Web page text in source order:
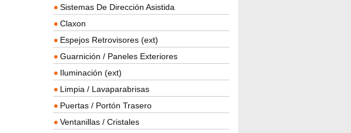
Sistemas De Dirección Asistida
Claxon
Espejos Retrovisores (ext)
Guarnición / Paneles Exteriores
Iluminación (ext)
Limpia / Lavaparabrisas
Puertas / Portón Trasero
Ventanillas / Cristales